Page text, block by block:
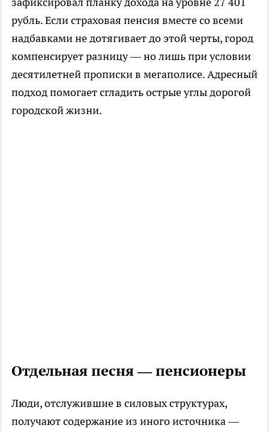
рубль. Если страховая пенсия вместе со всеми
надбавками не дотягивает до этой черты, город
компенсирует разницу — но лишь при условии
десятилетней прописки в мегаполисе. Адресный
подход помогает сгладить острые углы дорогой
городской жизни.
Отдельная песня — пенсионеры
Люди, отслужившие в силовых структурах,
получают содержание из иного источника —